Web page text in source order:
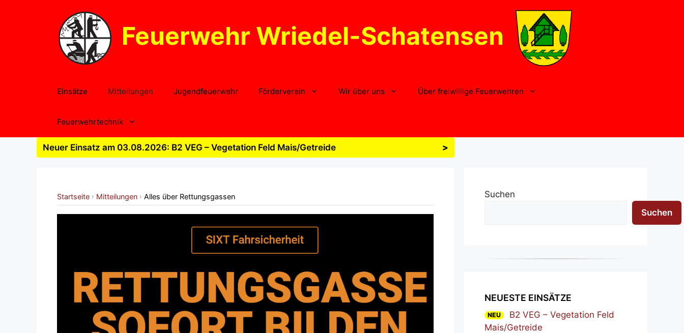
Feuerwehr Wriedel-Schatensen
Einsätze Mitteilungen Jugendfeuerwehr Förderverein Wir über uns Über freiwillige Feuerwehren
Feuerwehrtechnik
Neuer Einsatz am 03.08.2026: B2 VEG – Vegetation Feld Mais/Getreide >
Startseite › Mitteilungen › Alles über Rettungsgassen
Suchen
Suchen
NEUESTE EINSÄTZE
NEU
B2 VEG – Vegetation Feld
Mais/Getreide